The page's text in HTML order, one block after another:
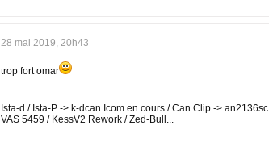
28 mai 2019, 20h43
trop fort omar
Ista-d / Ista-P -> k-dcan Icom en cours / Can Clip -> an2136sc
VAS 5459 / KessV2 Rework / Zed-Bull...